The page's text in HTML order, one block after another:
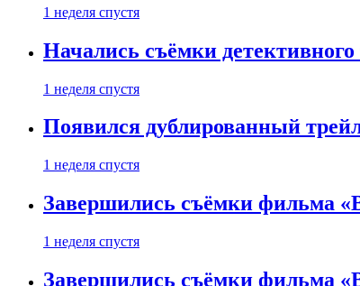
1 неделя спустя
Начались съёмки
1 неделя спустя
Появился дублированный
1 неделя спустя
Завершились съёмки фильма
1 неделя спустя
Завершились съёмки фильма